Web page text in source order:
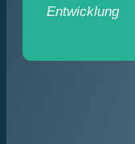
Entwicklung